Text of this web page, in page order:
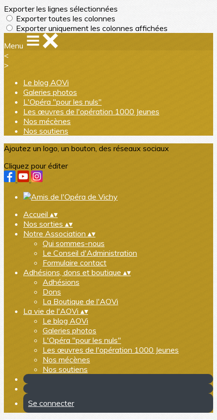
Exporter les lignes sélectionnées
Exporter toutes les colonnes
Exporter uniquement les colonnes affichées
Menu
<
>
Le blog AOVi
Galeries photos
L'Opéra "pour les nuls"
Les œuvres de l'opération 1000 Jeunes
Nos mécènes
Nos soutiens
Ajoutez un logo, un bouton, des réseaux sociaux
Cliquez pour éditer
Accueil ▴▾
Nos sorties ▴▾
Notre Association ▴▾
Qui sommes-nous
Le Conseil d'Administration
Formulaire contact
Adhésions, dons et boutique ▴▾
Adhésions
Dons
La Boutique de l'AOVi
La vie de l'AOVi ▴▾
Le blog AOVi
Galeries photos
L'Opéra "pour les nuls"
Les œuvres de l'opération 1000 Jeunes
Nos mécènes
Nos soutiens
Se connecter